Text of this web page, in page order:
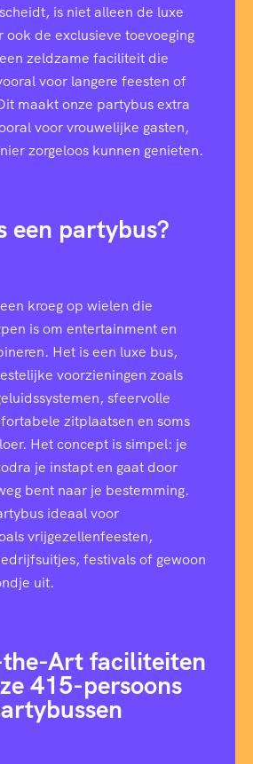
is niet alleen de luxe
ook de exclusieve toevoeging
zeldzame faciliteit die
voor langere feesten of
maakt onze partybus extra
voor vrouwelijke gasten,
zorgeloos kunnen genieten.
een partybus?
kroeg op wielen die
is om entertainment en
Het is een luxe bus,
voorzieningen zoals
sfeervolle
zitplaatsen en soms
Het concept is simpel: je
je instapt en gaat door
bent naar je bestemming.
ideaal voor
vrijgezellenfeesten,
festivals of gewoon
uit.
Art faciliteiten
415-persoons